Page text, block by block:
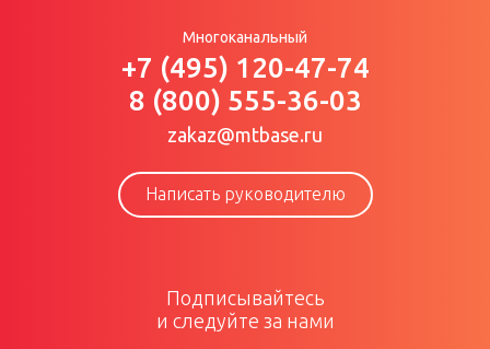
Многоканальный
+7 (495) 120-47-74
8 (800) 555-36-03
zakaz@mtbase.ru
Написать руководителю
Подписывайтесь
и следуйте за нами